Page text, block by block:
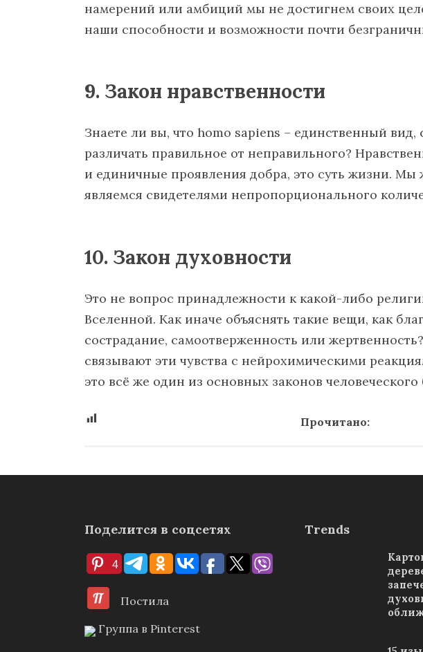
намерений или амбиций мы не достигнем своих
наши способности и возможности почти
9. Закон нравственности
Знаете ли вы, что homo sapiens – единственный
различать правильное от неправильного?
и единичные проявления добра, это суть жизни. Мы
являемся свидетелями непропорционального
10. Закон духовности
Это не вопрос принадлежности к какой-либо
Вселенной. Как иначе объяснять такие вещи, как
сострадание, самоотверженность или
связывают эти чувства с нейрохимическими
это всё же один из основных законов человеческого
Прочитано:
Поделится в соцсетях
4
Постила
Группа в Pinterest
Trends